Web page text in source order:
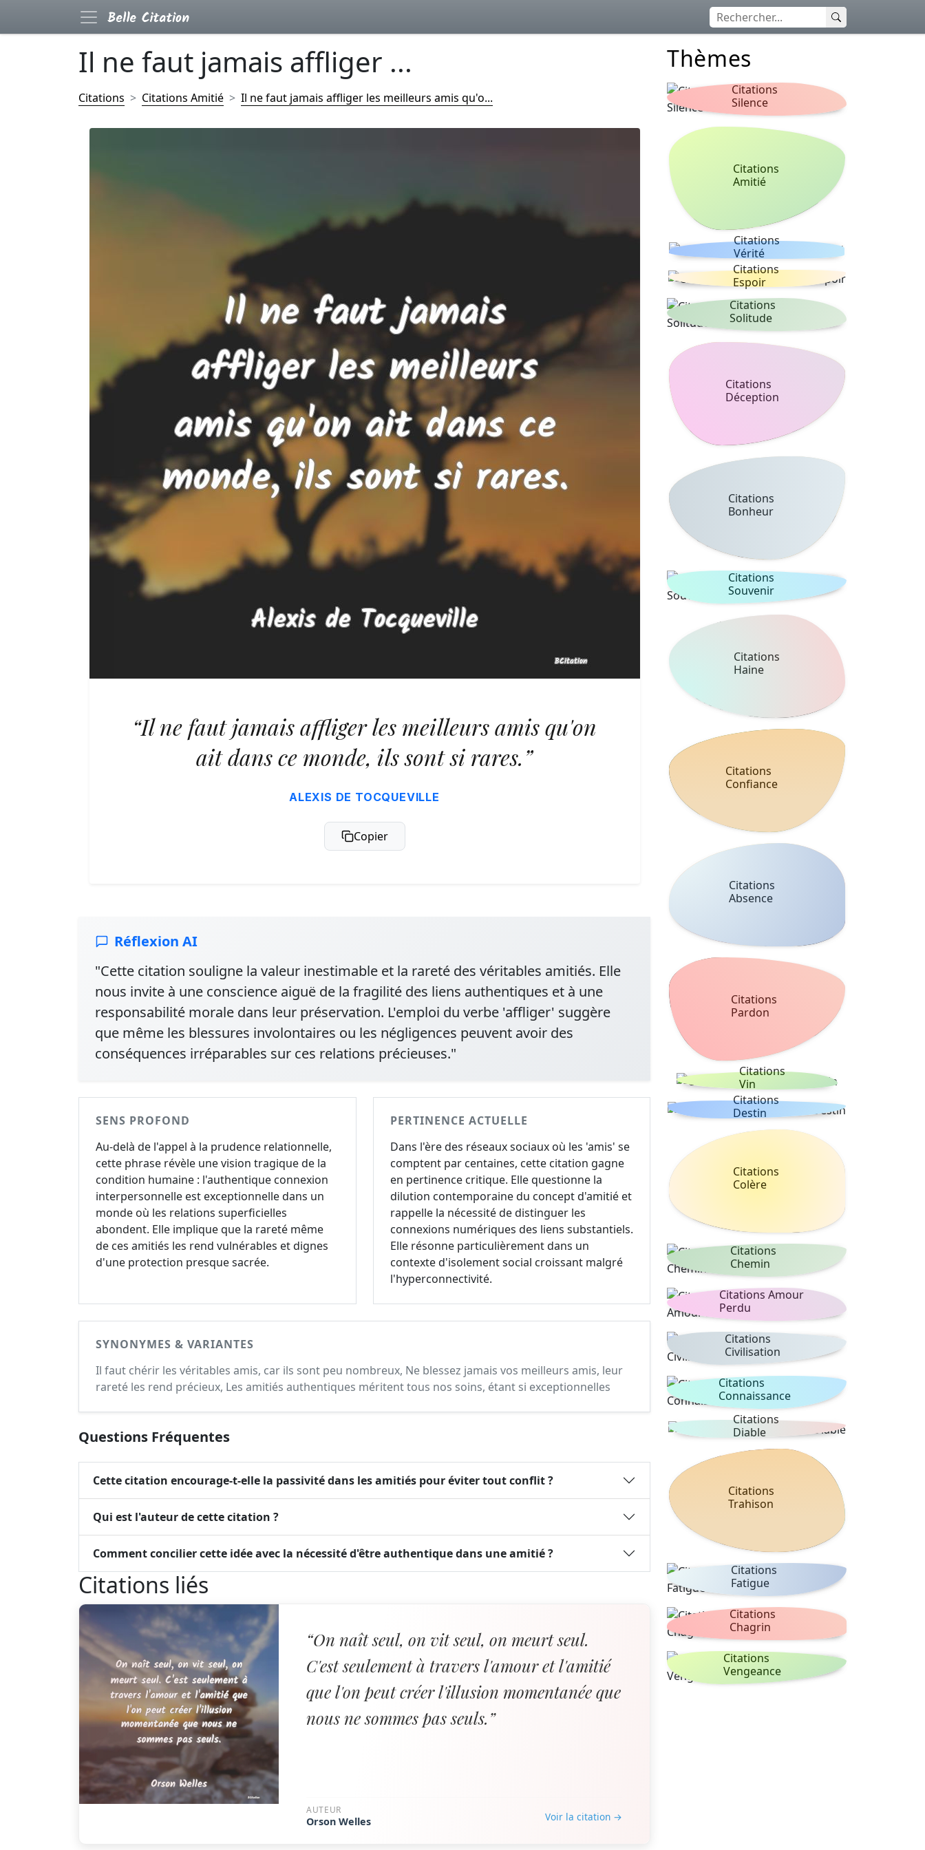
Il ne faut jamais affliger ...
Citations Citations Amitié Il ne faut jamais affliger les meilleurs amis qu'o...
“Il ne faut jamais affliger les meilleurs amis qu'on
ait dans ce monde, ils sont si rares.”
ALEXIS DE TOCQUEVILLE
Copier
Réflexion AI
"Cette citation souligne la valeur inestimable et la rareté des véritables amitiés. Elle
nous invite à une conscience aiguë de la fragilité des liens authentiques et à une
responsabilité morale dans leur préservation. L'emploi du verbe 'affliger' suggère
que même les blessures involontaires ou les négligences peuvent avoir des
conséquences irréparables sur ces relations précieuses."
SENS PROFOND
Au-delà de l'appel à la prudence relationnelle,
cette phrase révèle une vision tragique de la
condition humaine : l'authentique connexion
interpersonnelle est exceptionnelle dans un
monde où les relations superficielles
abondent. Elle implique que la rareté même
de ces amitiés les rend vulnérables et dignes
d'une protection presque sacrée.
PERTINENCE ACTUELLE
Dans l'ère des réseaux sociaux où les 'amis' se
comptent par centaines, cette citation gagne
en pertinence critique. Elle questionne la
dilution contemporaine du concept d'amitié et
rappelle la nécessité de distinguer les
connexions numériques des liens substantiels.
Elle résonne particulièrement dans un
contexte d'isolement social croissant malgré
l'hyperconnectivité.
SYNONYMES & VARIANTES
Il faut chérir les véritables amis, car ils sont peu nombreux, Ne blessez jamais vos meilleurs amis, leur
rareté les rend précieux, Les amitiés authentiques méritent tous nos soins, étant si exceptionnelles
Questions Fréquentes
Cette citation encourage-t-elle la passivité dans les amitiés pour éviter tout conflit ?
Qui est l'auteur de cette citation ?
Comment concilier cette idée avec la nécessité d'être authentique dans une amitié ?
Citations liés
“On naît seul, on vit seul, on meurt seul.
C'est seulement à travers l'amour et l'amitié
que l'on peut créer l'illusion momentanée que
nous ne sommes pas seuls.”
AUTEUR
Orson Welles Voir la citation →
Thèmes
Citations
Silence
Citations
Amitié
Citations
Vérité
Citations
Espoir
Citations
Solitude
Citations
Déception
Citations
Bonheur
Citations
Souvenir
Citations
Haine
Citations
Confiance
Citations
Absence
Citations
Pardon
Citations
Vin
Citations
Destin
Citations
Colère
Citations
Chemin
Citations Amour
Perdu
Citations
Civilisation
Citations
Connaissance
Citations
Diable
Citations
Trahison
Citations
Fatigue
Citations
Chagrin
Citations
Vengeance